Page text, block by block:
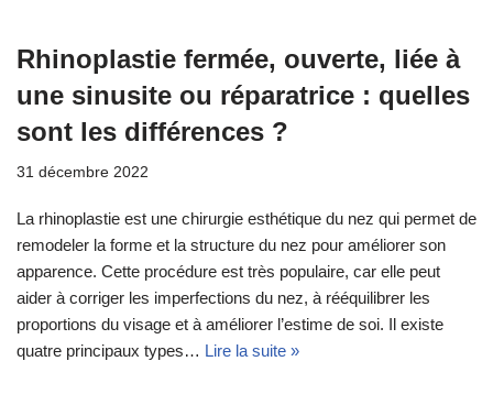
Rhinoplastie fermée, ouverte, liée à
une sinusite ou réparatrice : quelles
sont les différences ?
31 décembre 2022
La rhinoplastie est une chirurgie esthétique du nez qui permet de
remodeler la forme et la structure du nez pour améliorer son
apparence. Cette procédure est très populaire, car elle peut
aider à corriger les imperfections du nez, à rééquilibrer les
proportions du visage et à améliorer l’estime de soi. Il existe
quatre principaux types… Lire la suite »